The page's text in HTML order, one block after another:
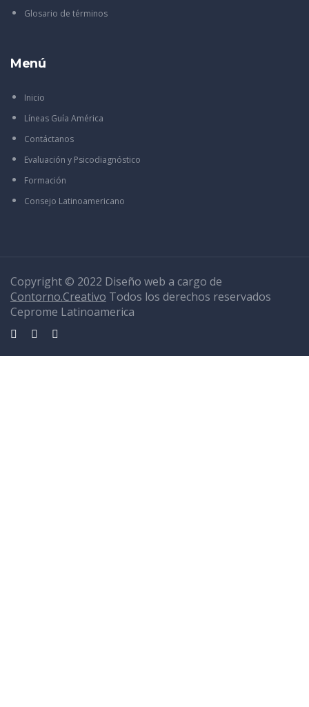
Glosario de términos
Menú
Inicio
Líneas Guía América
Contáctanos
Evaluación y Psicodiagnóstico
Formación
Consejo Latinoamericano
Copyright © 2022 Diseño web a cargo de
Contorno.Creativo Todos los derechos reservados
Ceprome Latinoamerica